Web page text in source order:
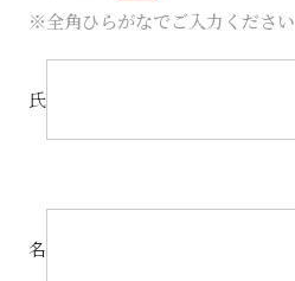
※全角ひらがなでご入力ください
氏
名